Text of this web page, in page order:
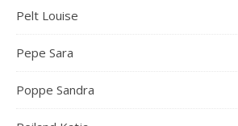
Pelt Louise
Pepe Sara
Poppe Sandra